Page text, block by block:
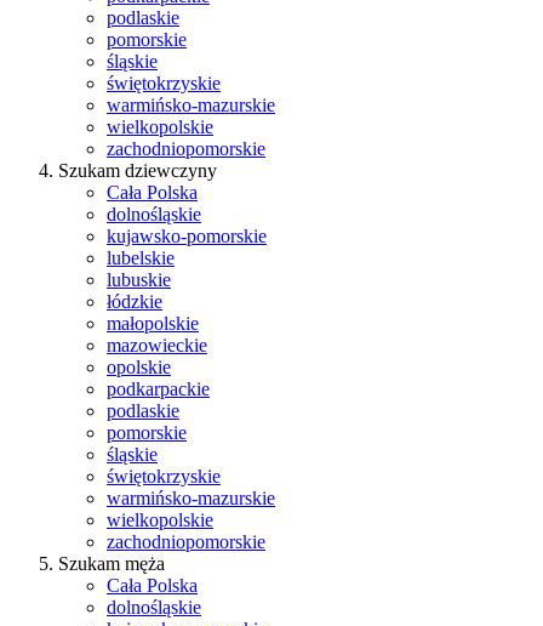
podlaskie
pomorskie
śląskie
świętokrzyskie
warmińsko-mazurskie
wielkopolskie
zachodniopomorskie
Szukam dziewczyny
Cała Polska
dolnośląskie
kujawsko-pomorskie
lubelskie
lubuskie
łódzkie
małopolskie
mazowieckie
opolskie
podkarpackie
podlaskie
pomorskie
śląskie
świętokrzyskie
warmińsko-mazurskie
wielkopolskie
zachodniopomorskie
Szukam męża
Cała Polska
dolnośląskie